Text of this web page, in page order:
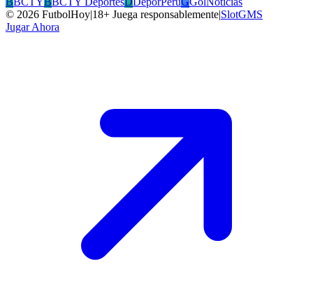
© 2026 FutbolHoy|18+ Juega responsablemente|SlotGMS
Jugar Ahora